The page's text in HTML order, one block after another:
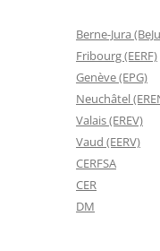
Berne-Jura
Fribourg (EERF)
Genève (EPG)
Neuchâtel
Valais (EREV)
Vaud (EERV)
CERFSA
CER
DM